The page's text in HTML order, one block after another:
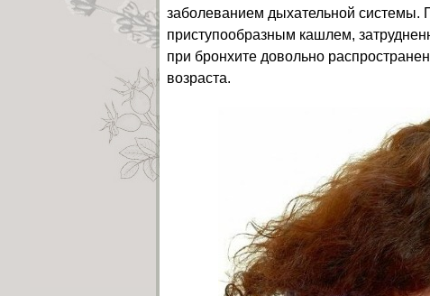
заболеванием дыхательной системы.
приступообразным кашлем,
при бронхите довольно
возраста.